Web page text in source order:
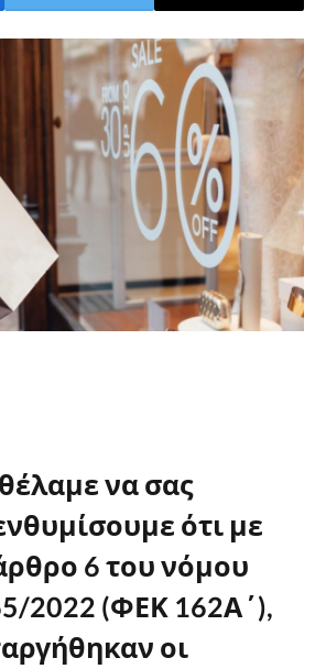
να σας
ότι με
6 του νόμου
2022 (ΦΕΚ 162Α΄),
οι